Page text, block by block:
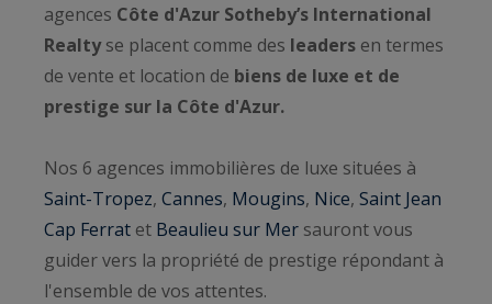
agences Côte d'Azur Sotheby’s International
Realtyse placent comme des leaders en termes
de vente et location de biens de luxe et de
prestige sur la Côte d'Azur.
Nos 6 agences immobilières de luxe situées à
Saint-Tropez, Cannes, Mougins, Nice, Saint Jean
Cap Ferrat et Beaulieu sur Mer sauront vous
guider vers la propriété de prestige répondant à
l'ensemble de vos attentes.